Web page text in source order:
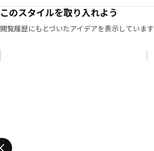
このスタイルを取り入れよう
閲覧履歴にもとづいたアイデアを表示しています